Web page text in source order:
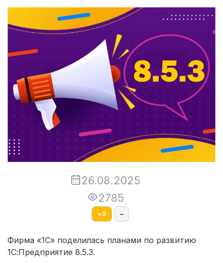
26.08.2025
2785
+5 –
Фирма «1С» поделилась планами по развитию
1С:Предприятие 8.5.3.